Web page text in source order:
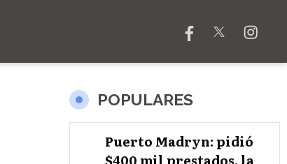
POPULARES
Puerto Madryn: pidió